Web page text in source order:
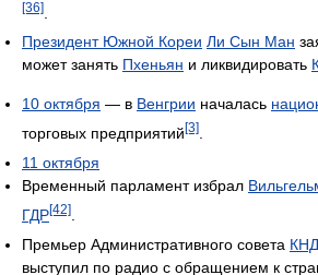
[36]
Президент Южной Кореи Ли Сын Ман
может занять Пхеньян и ликвидировать
10 октября — в Венгрии началась
торговых предприятий [3]
11 октября
Временный парламент избрал
ГДР[42]
Премьер Административного совета
выступил по радио с обращением к